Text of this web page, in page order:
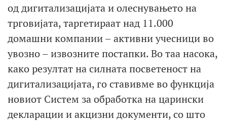
од дигитализацијата и олеснувањето на
трговијата, таргетираат над 11.000
домашни компании – активни учесници во
увозно – извозните постапки. Во таа насока,
како резултат на силната посветеност на
дигитализацијата, го ставивме во функција
новиот Систем за обработка на царински
декларации и акцизни документи, со што